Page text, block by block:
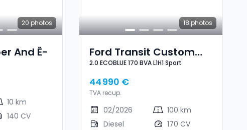
20 photos
And Ë-
10 km
140 CV
18 photos
Ford Transit Custom
2.0 ECOBLUE 170 BVA
L1H1 Sport
2.0 ECOBLUE 170 BVA L1H1 Sport
44 990 €
TVA recup.
02/2026
100 km
Diesel
170 CV